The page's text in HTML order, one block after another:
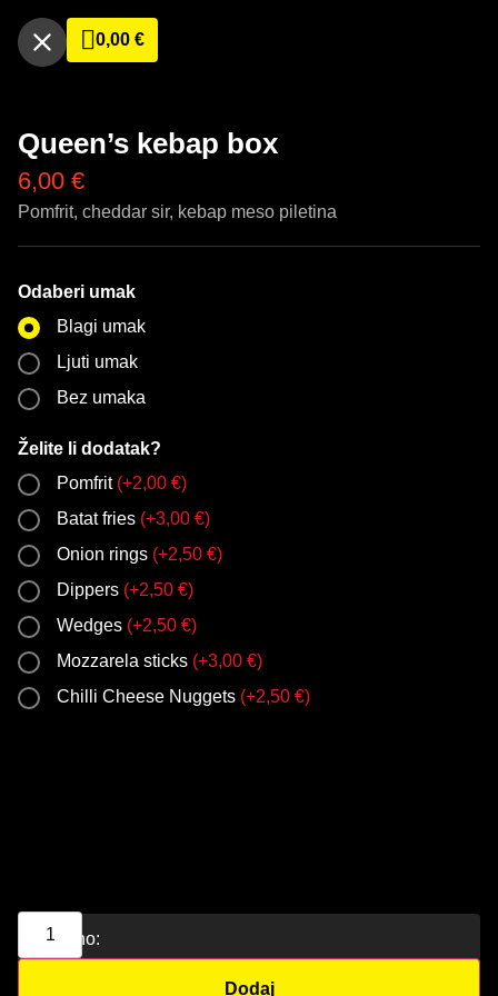
0,00 €
Queen’s kebap box
6,00 €
Pomfrit, cheddar sir, kebap meso piletina
Odaberi umak
Blagi umak
Ljuti umak
Bez umaka
Želite li dodatak?
Pomfrit (+2,00 €)
Batat fries (+3,00 €)
Onion rings (+2,50 €)
Dippers (+2,50 €)
Wedges (+2,50 €)
Mozzarela sticks (+3,00 €)
Chilli Cheese Nuggets (+2,50 €)
Ukupno:
Dodaj